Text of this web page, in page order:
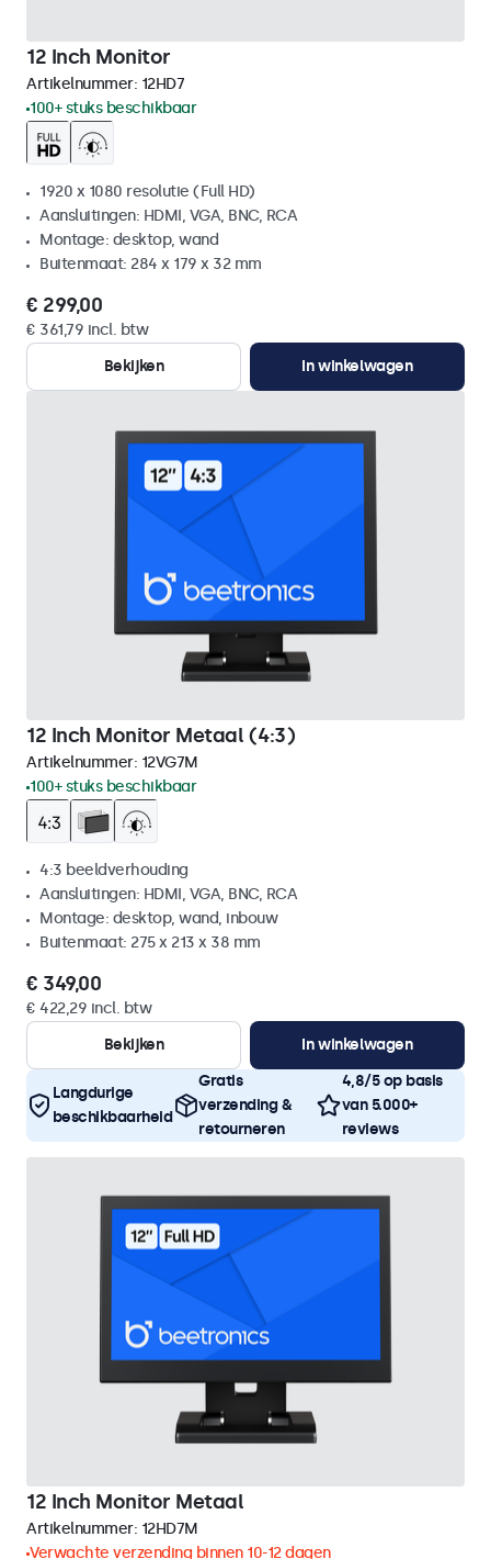
12 Inch Monitor
Artikelnummer: 12HD7
100+ stuks beschikbaar
1920 x 1080 resolutie (Full HD)
Aansluitingen: HDMI, VGA, BNC, RCA
Montage: desktop, wand
Buitenmaat: 284 x 179 x 32 mm
€ 299,00
€ 361,79 incl. btw
Bekijken
In winkelwagen
12 Inch Monitor Metaal (4:3)
Artikelnummer: 12VG7M
100+ stuks beschikbaar
4:3 beeldverhouding
Aansluitingen: HDMI, VGA, BNC, RCA
Montage: desktop, wand, inbouw
Buitenmaat: 275 x 213 x 38 mm
€ 349,00
€ 422,29 incl. btw
Bekijken
In winkelwagen
Langdurige
beschikbaarheid
Gratis
verzending &
retourneren
4,8/5 op basis
van 5.000+
reviews
12 Inch Monitor Metaal
Artikelnummer: 12HD7M
Verwachte verzending binnen 10-12 dagen